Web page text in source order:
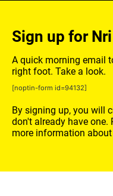
Sign up for
A quick morning email
right foot. Take a look.
[noptin-form id=94132]
By signing up, you will
don't already have one.
more information